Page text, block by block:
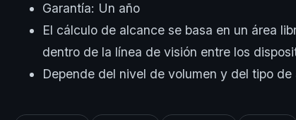
Garantía: Un año
El cálculo de alcance se basa en un área
dentro de la línea de visión entre los
Depende del nivel de volumen y del tipo